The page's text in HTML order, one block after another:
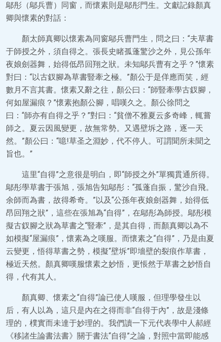
鄔彤（鄔兵曹）同窗，而懷素則是鄔彤門生。文獻記錄顏真
卿與懷素的對話：
顏太師真卿以懷素為同窗鄔兵曹門生，問之曰：“夫草書
于師授之外，須自得之。張長史睹孤蓬驚沙之外，見公孫年
夜娘劍器舞，始得低昂回翔之狀。未知鄔兵曹有之乎？”懷素
對曰：“以古釵腳為草書豎牽之極。”顏公于是佯應而笑，經
數月不言其書。懷素又辭之往，顏公曰：“師豎牽學古釵腳，
何如屋漏痕？”懷素抱顏公腳，唱嘆久之。顏公徐問之
曰：“師亦有自得之乎？”對曰：“貧僧不雅夏云多奇峰，輒嘗
師之。夏云因風變更，故無常勢。又遇壁坼之路，逐一天
然。”顏公曰：“噫!草圣之淵妙，代不停人。可謂聞所未聞之
旨也。”
這里“自得”之意很是明白，即“師授之外”單獨貫通所得。
鄔彤學草書于張旭，張旭告知鄔彤：“孤蓬自振，驚沙自飛。
余師而為書，故得希奇。”以及“公孫年夜娘劍器舞，始得低
昂回翔之狀”，這些在張旭為“自得”，在鄔彤為師授。鄔彤模
擬古釵腳之狀為草書之“豎牽”，是其自得，而顏真卿以為不
如模擬“屋漏痕”，懷素為之嘆服。而懷素之“自得”，乃是由夏
云變更，悟得草書之勢，模擬“壁坼”即墻壁的裂痕作草書，
極近天然。顏真卿嘆服懷素之妙悟，更悵然于草書之妙悟自
得，代有其人。
顏真卿、懷素之“自得”論已使人嘆服，但理學發生以
后，有人以為，這只是內在之得而非“自得于內”，故是淺條
理的，樸實而未達于妙理的。我們讀一下元代表學中人郝經
《移諸生論書法書》關于書法“自得”之論，對照中當即能感